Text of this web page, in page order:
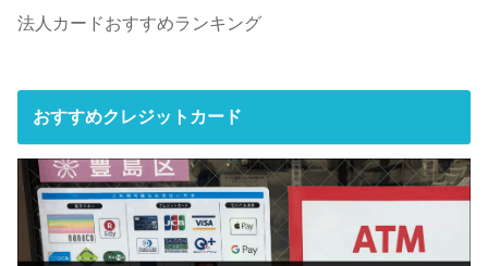
法人カードおすすめランキング
おすすめクレジットカード